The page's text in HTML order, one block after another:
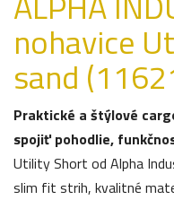
nohavice
sand
Praktické a štýlové
spojiť pohodlie,
Utility Short od Alpha
slim fit strih, kvalitné